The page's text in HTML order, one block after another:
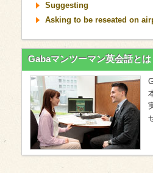
Suggesting
Asking to be reseated on
Gabaマンツーマン英会話とは